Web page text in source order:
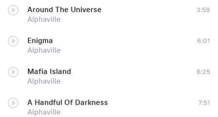
Around The Universe
Alphaville
3:59
Enigma
Alphaville
6:01
Mafia Island
Alphaville
6:25
A Handful Of Darkness
Alphaville
7:51